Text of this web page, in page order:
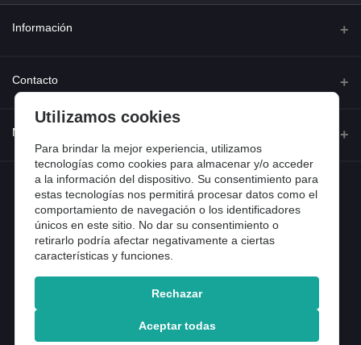
Información
Quienes somos
Preguntas frecuentes
Entradas de blog
Contacto
Calle Ferraz 42, Madrid
Teléfono
918 13 81 81
Email
info@tiendental.com
Mi cuenta
Iniciar sesión
Historial de pedidos
Mi lista de compra
Copyright 2025 © TienDental productos dentales, S.L..
Utilizamos cookies
Para brindar la mejor experiencia, utilizamos
tecnologías como cookies para almacenar y/o acceder
a la información del dispositivo. Su consentimiento para
estas tecnologías nos permitirá procesar datos como el
comportamiento de navegación o los identificadores
únicos en este sitio. No dar su consentimiento o
retirarlo podría afectar negativamente a ciertas
características y funciones.
Rechazar
Aceptar todas